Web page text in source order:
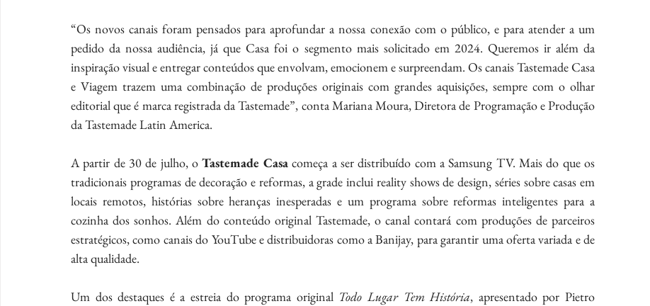
“Os novos canais foram pensados para aprofundar a nossa conexão com o público, e para atender a um
pedido da nossa audiência, já que Casa foi o segmento mais solicitado em 2024. Queremos ir além da
inspiração visual e entregar conteúdos que envolvam, emocionem e surpreendam. Os canais Tastemade Casa
e Viagem trazem uma combinação de produções originais com grandes aquisições, sempre com o olhar
editorial que é marca registrada da Tastemade”, conta Mariana Moura, Diretora de Programação e Produção
da Tastemade Latin America.
A partir de 30 de julho, o Tastemade Casa começa a ser distribuído com a Samsung TV. Mais do que os
tradicionais programas de decoração e reformas, a grade inclui reality shows de design, séries sobre casas em
locais remotos, histórias sobre heranças inesperadas e um programa sobre reformas inteligentes para a
cozinha dos sonhos. Além do conteúdo original Tastemade, o canal contará com produções de parceiros
estratégicos, como canais do YouTube e distribuidoras como a Banijay, para garantir uma oferta variada e de
alta qualidade.
Um dos destaques é a estreia do programa original Todo Lugar Tem História, apresentado por Pietro